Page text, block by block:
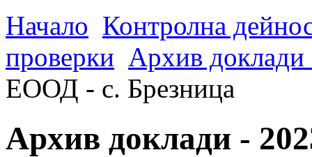
Начало Контролна
проверки Архив
ЕООД - с. Брезница
Архив доклади -